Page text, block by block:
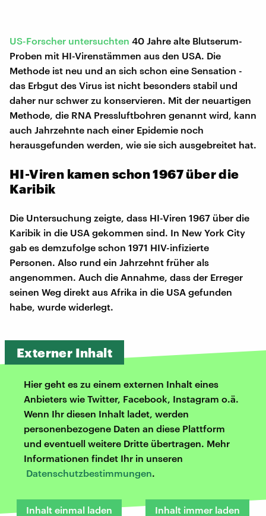
US-Forscher untersuchten 40 Jahre alte Blutserum-
Proben mit HI-Virenstämmen aus den USA. Die
Methode ist neu und an sich schon eine Sensation -
das Erbgut des Virus ist nicht besonders stabil und
daher nur schwer zu konservieren. Mit der neuartigen
Methode, die RNA Pressluftbohren genannt wird, kann
auch Jahrzehnte nach einer Epidemie noch
herausgefunden werden, wie sie sich ausgebreitet hat.
HI-Viren kamen schon 1967 über die
Karibik
Die Untersuchung zeigte, dass HI-Viren 1967 über die
Karibik in die USA gekommen sind. In New York City
gab es demzufolge schon 1971 HIV-infizierte
Personen. Also rund ein Jahrzehnt früher als
angenommen. Auch die Annahme, dass der Erreger
seinen Weg direkt aus Afrika in die USA gefunden
habe, wurde widerlegt.
Externer Inhalt
Hier geht es zu einem externen Inhalt eines
Anbieters wie Twitter, Facebook, Instagram o.ä.
Wenn Ihr diesen Inhalt ladet, werden
personenbezogene Daten an diese Plattform
und eventuell weitere Dritte übertragen. Mehr
Informationen findet Ihr in unseren
Datenschutzbestimmungen.
Inhalt einmal laden Inhalt immer laden